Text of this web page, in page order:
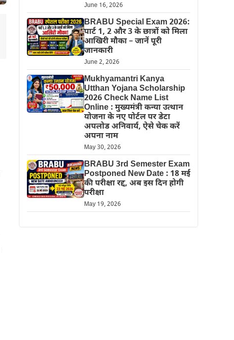
June 16, 2026
BRABU Special Exam 2026:
पार्ट 1, 2 और 3 के छात्रों को मिला
आखिरी मौका – जानें पूरी
जानकारी
June 2, 2026
Mukhyamantri Kanya
Utthan Yojana Scholarship
2026 Check Name List
Online : मुख्यमंत्री कन्या उत्थान
योजना के नए पोर्टल पर डेटा
अपलोड अनिवार्य, ऐसे चेक करें
अपना नाम
May 30, 2026
BRABU 3rd Semester Exam
Postponed New Date : 18 मई
की परीक्षा रद्द, अब इस दिन होगी
परीक्षा
May 19, 2026